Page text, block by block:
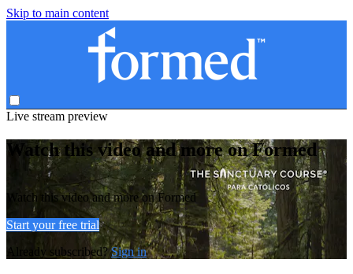
Skip to main content
Live stream preview
Watch this video and more on Formed
Watch this video and more on Formed
Start your free trial
Already subscribed?Sign in